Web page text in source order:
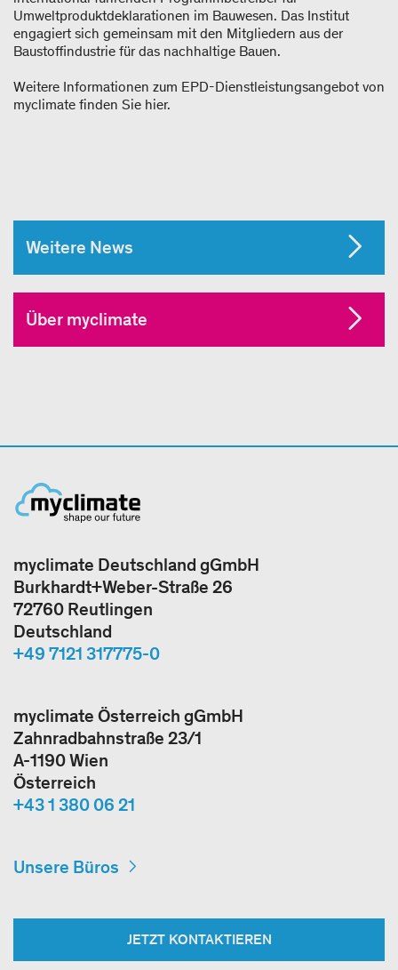
Umweltproduktdeklarationen im Bauwesen. Das Institut
engagiert sich gemeinsam mit den Mitgliedern aus der
Baustoffindustrie für das nachhaltige Bauen.
Weitere Informationen zum EPD-Dienstleistungsangebot von
myclimate finden Sie hier.
Weitere News
Über myclimate
myclimate Deutschland gGmbH
Burkhardt+Weber-Straße 26
72760 Reutlingen
Deutschland
+49 7121 317775-0
myclimate Österreich gGmbH
Zahnradbahnstraße 23/1
A-1190 Wien
Österreich
+43 1 380 06 21
Unsere Büros
JETZT KONTAKTIEREN